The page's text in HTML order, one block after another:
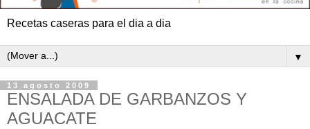
Recetas caseras para el dia a dia
▼
13 agosto 2009
ENSALADA DE GARBANZOS Y
AGUACATE